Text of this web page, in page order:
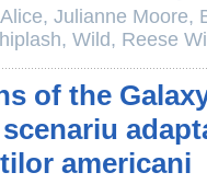
, Julianne Moore,
, Wild, Reese
of the
americani